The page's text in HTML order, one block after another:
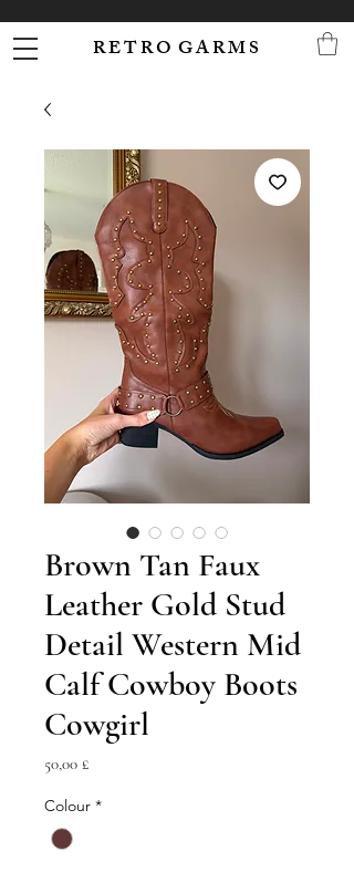
R E T R O G A R M S
Brown Tan Faux
Leather Gold Stud
Detail Western Mid
Calf Cowboy Boots
Cowgirl
50,00 £Prezzo
Colour *